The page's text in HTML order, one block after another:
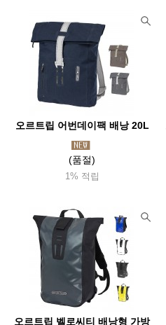
오르트립 어번데이팩 배낭 20L
(품절)
1% 적립
오르트립 벨로씨티 배낭형 가방